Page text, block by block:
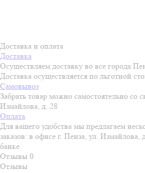
Доставка и оплата
Доставка
Осуществляем доставку во все города
Доставка осуществляется по льготной
Самовывоз
Забрать товар можно самостоятельно со
Измайлова, д. 28
Оплата
Для вашего удобства мы предлагаем
заказов: в офисе г. Пенза, ул. Измайлова,
банке.
Отзывы 0
Отзывы